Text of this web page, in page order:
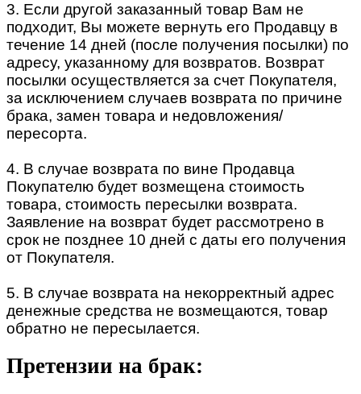
3. Если другой заказанный товар Вам не
подходит, Вы можете вернуть его Продавцу в
течение 14 дней (после получения посылки) по
адресу, указанному для возвратов. Возврат
посылки осуществляется за счет Покупателя,
за исключением случаев возврата по причине
брака, замен товара и недовложения/
пересорта.
4. В случае возврата по вине Продавца
Покупателю будет возмещена стоимость
товара, стоимость пересылки возврата.
Заявление на возврат будет рассмотрено в
срок не позднее 10 дней с даты его получения
от Покупателя.
5. В случае возврата на некорректный адрес
денежные средства не возмещаются, товар
обратно не пересылается.
Претензии на брак: